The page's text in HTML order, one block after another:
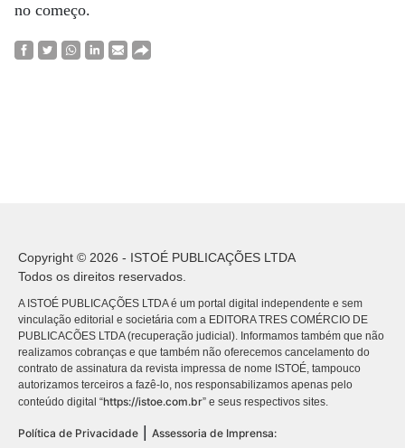
no começo.
Copyright © 2026 - ISTOÉ PUBLICAÇÕES LTDA
Todos os direitos reservados.
A ISTOÉ PUBLICAÇÕES LTDA é um portal digital independente e sem
vinculação editorial e societária com a EDITORA TRES COMÉRCIO DE
PUBLICACÕES LTDA (recuperação judicial). Informamos também que não
realizamos cobranças e que também não oferecemos cancelamento do
contrato de assinatura da revista impressa de nome ISTOÉ, tampouco
autorizamos terceiros a fazê-lo, nos responsabilizamos apenas pelo
conteúdo digital “https://istoe.com.br” e seus respectivos sites.
Política de Privacidade Assessoria de Imprensa: